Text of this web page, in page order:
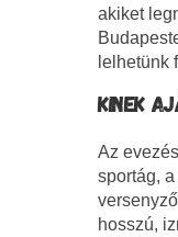
akiket
lelhetünk
KINEK
Az
sportág,
hosszú,